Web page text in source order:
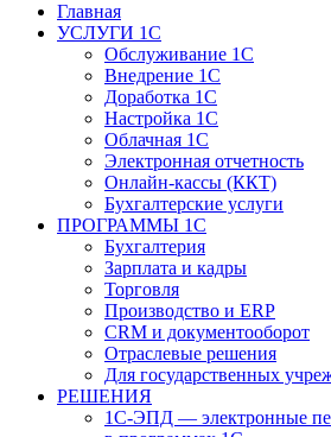
Главная
УСЛУГИ 1С
Обслуживание 1С
Внедрение 1С
Доработка 1С
Настройка 1С
Облачная 1С
Электронная отчетность
Онлайн-кассы (ККТ)
Бухгалтерские услуги
ПРОГРАММЫ 1С
Бухгалтерия
Зарплата и кадры
Торговля
Производство и ERP
CRM и документооборот
Отраслевые решения
Для государственных
РЕШЕНИЯ
1С-ЭПД — электронные